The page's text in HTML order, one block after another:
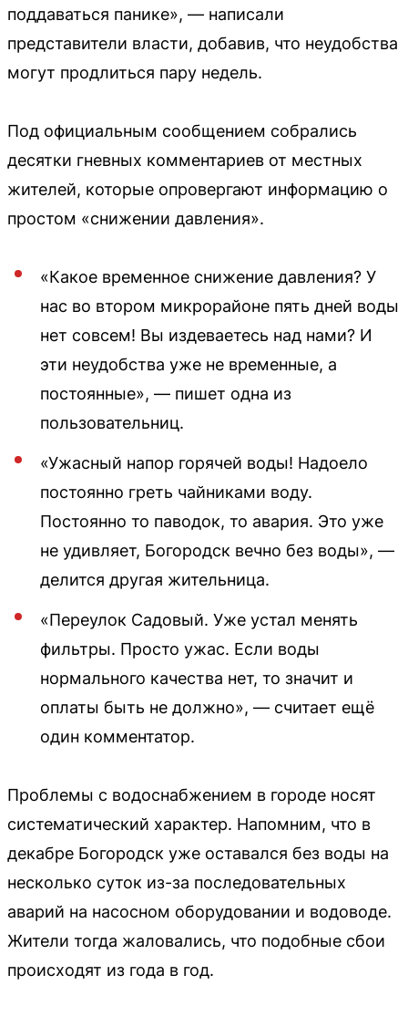
поддаваться панике», — написали
представители власти, добавив, что неудобства
могут продлиться пару недель.
Под официальным сообщением собрались
десятки гневных комментариев от местных
жителей, которые опровергают информацию о
простом «снижении давления».
«Какое временное снижение давления? У
нас во втором микрорайоне пять дней воды
нет совсем! Вы издеваетесь над нами? И
эти неудобства уже не временные, а
постоянные», — пишет одна из
пользовательниц.
«Ужасный напор горячей воды! Надоело
постоянно греть чайниками воду.
Постоянно то паводок, то авария. Это уже
не удивляет, Богородск вечно без воды», —
делится другая жительница.
«Переулок Садовый. Уже устал менять
фильтры. Просто ужас. Если воды
нормального качества нет, то значит и
оплаты быть не должно», — считает ещё
один комментатор.
Проблемы с водоснабжением в городе носят
систематический характер. Напомним, что в
декабре Богородск уже оставался без воды на
несколько суток из-за последовательных
аварий на насосном оборудовании и водоводе.
Жители тогда жаловались, что подобные сбои
происходят из года в год.